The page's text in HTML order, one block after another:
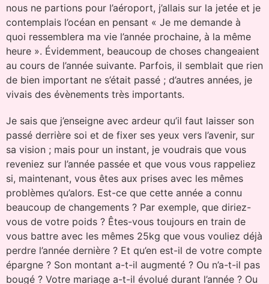
nous ne partions pour l’aéroport, j’allais sur la jetée et je
contemplais l’océan en pensant « Je me demande à
quoi ressemblera ma vie l’année prochaine, à la même
heure ». Évidemment, beaucoup de choses changeaient
au cours de l’année suivante. Parfois, il semblait que rien
de bien important ne s’était passé ; d’autres années, je
vivais des évènements très importants.
Je sais que j’enseigne avec ardeur qu’il faut laisser son
passé derrière soi et de fixer ses yeux vers l’avenir, sur
sa vision ; mais pour un instant, je voudrais que vous
reveniez sur l’année passée et que vous vous rappeliez
si, maintenant, vous êtes aux prises avec les mêmes
problèmes qu’alors. Est-ce que cette année a connu
beaucoup de changements ? Par exemple, que diriez-
vous de votre poids ? Êtes-vous toujours en train de
vous battre avec les mêmes 25kg que vous vouliez déjà
perdre l’année dernière ? Et qu’en est-il de votre compte
épargne ? Son montant a-t-il augmenté ? Ou n’a-t-il pas
bougé ? Votre mariage a-t-il évolué durant l’année ? Ou